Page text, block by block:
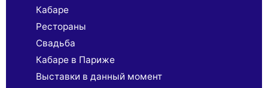
Кабаре
Рестораны
Свадьба
Кабаре в Париже
Выставки в данный момент